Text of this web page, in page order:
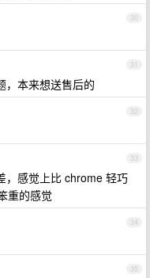
30
31
，本来想送售后的
32
33
，感觉上比 chrome 轻巧
重的感觉
34
35